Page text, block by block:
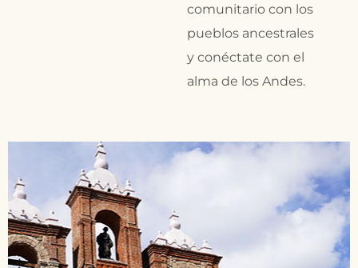
comunitario con los
pueblos ancestrales
y conéctate con el
alma de los Andes.